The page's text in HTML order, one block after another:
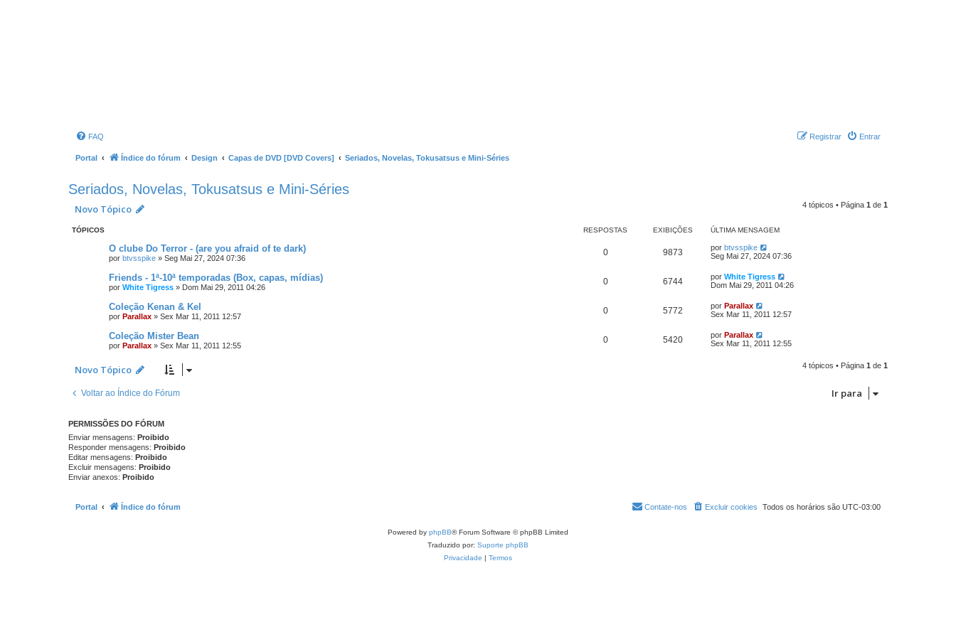
FAQ Entrar
Registrar
Portal Índice do fórum Design Capas de DVD [DVD Covers] Seriados, Novelas, Tokusatsus e Mini-Séries
Seriados, Novelas, Tokusatsus e Mini-Séries
Novo Tópico 4 tópicos • Página 1 de 1
TÓPICOS RESPOSTAS EXIBIÇÕES ÚLTIMA MENSAGEM
O clube Do Terror - (are you afraid of te dark)
por btvsspike » Seg Mai 27, 2024 07:36
0 9873 por btvsspike
Seg Mai 27, 2024 07:36
Friends - 1ª-10ª temporadas (Box, capas, mídias)
por White Tigress » Dom Mai 29, 2011 04:26
0 6744 por White Tigress
Dom Mai 29, 2011 04:26
Coleção Kenan & Kel
por Parallax » Sex Mar 11, 2011 12:57
0 5772 por Parallax
Sex Mar 11, 2011 12:57
Coleção Mister Bean
por Parallax » Sex Mar 11, 2011 12:55
0 5420 por Parallax
Sex Mar 11, 2011 12:55
Novo Tópico 4 tópicos • Página 1 de 1
Voltar ao Índice do Fórum Ir para
PERMISSÕES DO FÓRUM
Enviar mensagens: Proibido
Responder mensagens: Proibido
Editar mensagens: Proibido
Excluir mensagens: Proibido
Enviar anexos: Proibido
Portal Índice do fórum Todos os horários são UTC-03:00
Excluir cookies
Contate-nos
Powered by phpBB® Forum Software © phpBB Limited
Traduzido por: Suporte phpBB
Privacidade | Termos